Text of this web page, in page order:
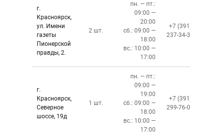
г.
Красноярск,
ул. Имени
газеты
Пионерской
правды, 2.
2 шт.
пн. — пт.:
09:00 —
20:00
сб.: 09:00 —
18:00
вс.: 10:00 —
17:00
+7 (391)
237-34-34
г.
Красноярск,
Северное
шоссе, 19д
1 шт.
пн. — пт.:
09:00 —
19:00
сб.: 09:00 —
18:00
вс.: 10:00 —
17:00
+7 (391)
299-76-06